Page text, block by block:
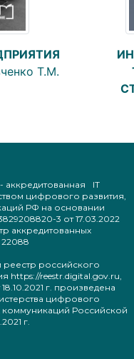
Т.М.
IT
цифрового развития,
РФ на основании
3 от 17.03.2022
аккредитованных
российского
https://reestr.digital.gov.ru,
г. произведена
цифрового
коммуникаций Российской
г.